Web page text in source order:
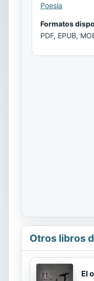
Poesía
Formatos
PDF, EPUB,
Otros libros
El